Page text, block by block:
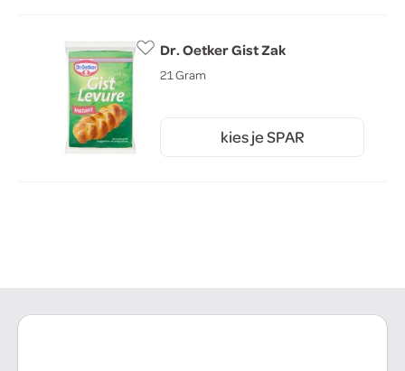
Dr. Oetker Gist Zak
21 Gram
kies je SPAR